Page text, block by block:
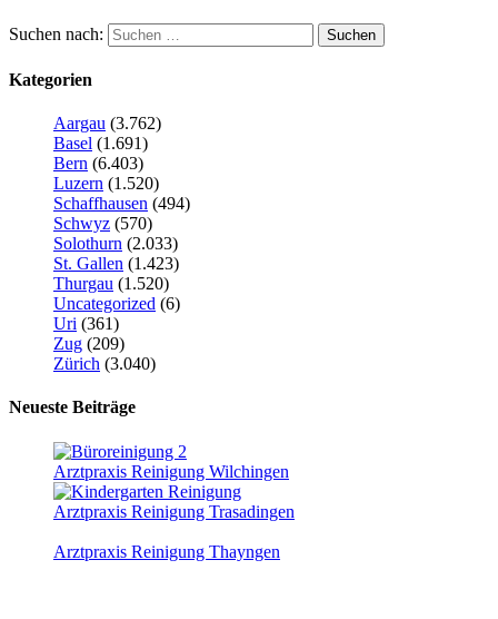
Suchen nach:
Kategorien
Aargau (3.762)
Basel (1.691)
Bern (6.403)
Luzern (1.520)
Schaffhausen (494)
Schwyz (570)
Solothurn (2.033)
St. Gallen (1.423)
Thurgau (1.520)
Uncategorized (6)
Uri (361)
Zug (209)
Zürich (3.040)
Neueste Beiträge
Arztpraxis Reinigung Wilchingen
Arztpraxis Reinigung Trasadingen
Arztpraxis Reinigung Thayngen